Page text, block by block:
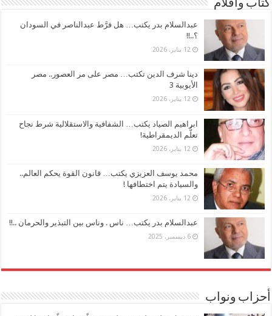
كتاب وأقلام
عبدالسلام بدر يكتب… هل فرَّط عبدالناصر في السودان
؟..!!
12 يناير، 2026
دينا شرف الدين تكتب… مصر على مر العصور.. مصر
الأيوبية 3
12 يناير، 2026
ابراهيم الصياد يكتب… الشفافية والاستقلالية شرط نجاح
تعلُّم الديمقراطية!
12 يناير، 2026
محمد يوسف العزيزي يكتب… قانون القوة يحكم العالم..
والسيادة يتم اختطافها !
12 يناير، 2026
عبدالسلام بدر يكتب… ناس . وناس بين التبذير والحرمان ..!!
6 ديسمبر، 2025
أحزاب ونواب